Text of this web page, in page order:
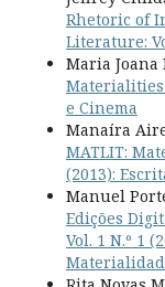
Rhetoric of
Literature:
Maria Joana
Materialities
e Cinema
Manaíra
MATLIT:
(2013):
Manuel
Edições
Vol. 1 N.º 1